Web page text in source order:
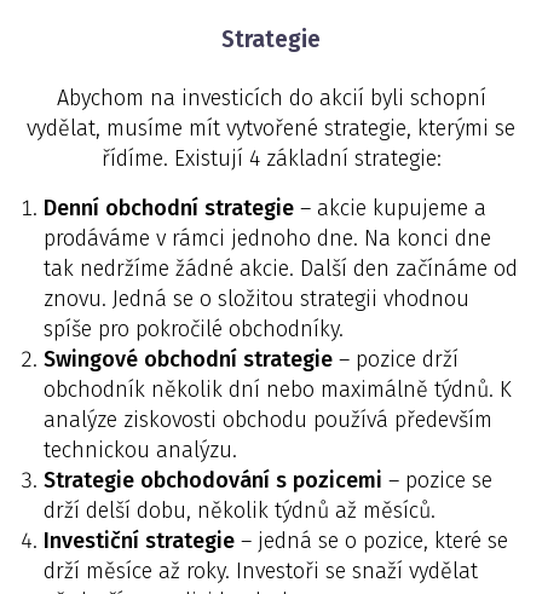
Strategie
Abychom na investicích do akcií byli schopní
vydělat, musíme mít vytvořené strategie, kterými se
řídíme. Existují 4 základní strategie:
Denní obchodní strategie – akcie kupujeme a
prodáváme v rámci jednoho dne. Na konci dne
tak nedržíme žádné akcie. Další den začínáme od
znovu. Jedná se o složitou strategii vhodnou
spíše pro pokročilé obchodníky.
Swingové obchodní strategie – pozice drží
obchodník několik dní nebo maximálně týdnů. K
analýze ziskovosti obchodu používá především
technickou analýzu.
Strategie obchodování s pozicemi – pozice se
drží delší dobu, několik týdnů až měsíců.
Investiční strategie – jedná se o pozice, které se
drží měsíce až roky. Investoři se snaží vydělat